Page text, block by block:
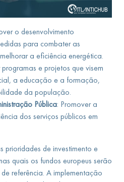
o desenvolvimento
para combater as
a eficiência energética.
e projetos que visem
a educação e a formação,
da população.
Pública: Promover a
dos serviços públicos em
de investimento e
quais os fundos europeus serão
referência. A implementação